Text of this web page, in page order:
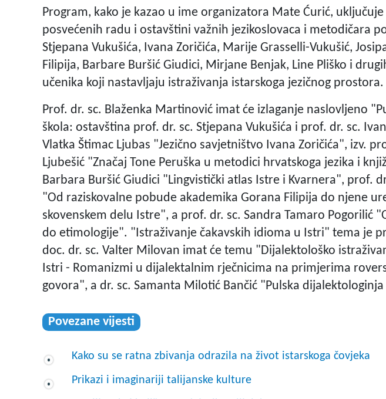
Program, kako je kazao u ime organizatora Mate Ćurić, uključuje
posvećenih radu i ostavštini važnih jezikoslovaca i metodičara
Stjepana Vukušića, Ivana Zoričića, Marije Grasselli-Vukušić,
Filipija, Barbare Buršić Giudici, Mirjane Benjak, Line Pliško i
učenika koji nastavljaju istraživanja istarskoga jezičnog prostora.
Prof. dr. sc. Blaženka Martinović imat će izlaganje naslovljeno
škola: ostavština prof. dr. sc. Stjepana Vukušića i prof. dr. sc.
Vlatka Štimac Ljubas "Jezično savjetništvo Ivana Zoričića", izv.
Ljubešić "Značaj Tone Peruška u metodici hrvatskoga jezika i
Barbara Buršić Giudici "Lingvistički atlas Istre i Kvarnera", prof.
"Od raziskovalne pobude akademika Gorana Filipija do njene
skovenskem delu Istre", a prof. dr. sc. Sandra Tamaro Pogorilić
do etimologije". "Istraživanje čakavskih idioma u Istri" tema je
doc. dr. sc. Valter Milovan imat će temu "Dijalektološko
Istri - Romanizmi u dijalektalnim rječnicima na primjerima
govora", a dr. sc. Samanta Milotić Bančić "Pulska dijalektologinja
Povezane vijesti
Kako su se ratna zbivanja odrazila na život istarskoga čovjeka
Prikazi i imaginariji talijanske kulture